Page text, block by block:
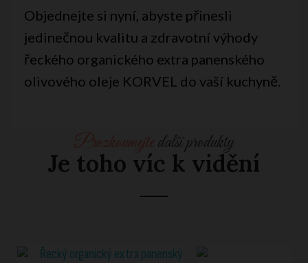
Objednejte si nyní, abyste přinesli
jedinečnou kvalitu a zdravotní výhody
řeckého organického extra panenského
olivového oleje KORVEL do vaší kuchyně.
Prozkoumejte další produkty
Je toho víc k vidění
RYCHLÉ ZOBRAZENÍ